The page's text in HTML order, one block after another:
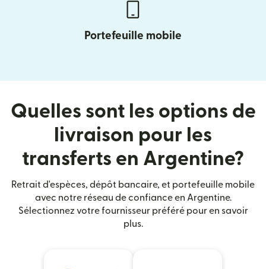
Portefeuille mobile
Quelles sont les options de
livraison pour les
transferts en Argentine?
Retrait d'espèces, dépôt bancaire, et portefeuille mobile
avec notre réseau de confiance en Argentine.
Sélectionnez votre fournisseur préféré pour en savoir
plus.